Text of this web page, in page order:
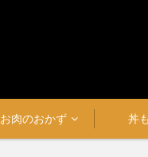
お肉のおかず 丼